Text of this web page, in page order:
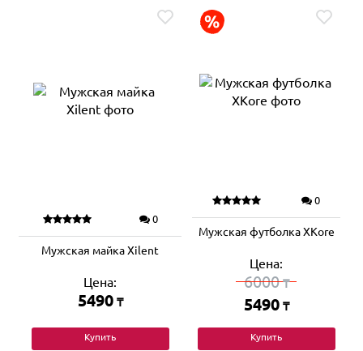
0
Мужская майка Xilent
Цена:
5490 ₸
Купить
0
Мужская футболка XKore
Цена:
6000₸
5490 ₸
Купить